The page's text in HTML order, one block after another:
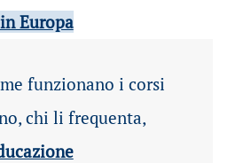
Europa
funzionano i corsi
chi li frequenta,